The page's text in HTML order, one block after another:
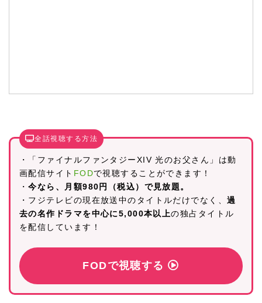
全話視聴する方法
・「ファイナルファンタジーXIV 光のお父さん」は動
画配信サイト FODで視聴することができます！
・今なら、月額980円（税込）で見放題。
・フジテレビの現在放送中のタイトルだけでなく、過
去の名作ドラマを中心に5,000本以上の独占タイトル
を配信しています！
FODで視聴する